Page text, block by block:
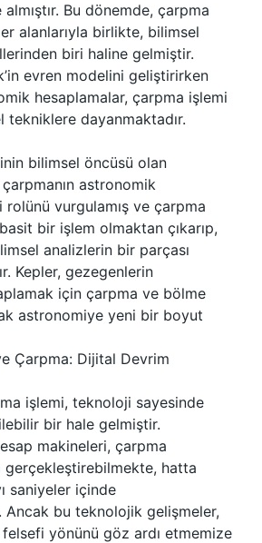
Bu dönemde, çarpma
alanlarıyla birlikte, bilimsel
biri haline gelmiştir.
evren modelini geliştirirken
hesaplamalar, çarpma işlemi
dayanmaktadır.
bilimsel öncüsü olan
astronomik
rolünü vurgulamış ve çarpma
bir işlem olmaktan çıkarıp,
analizlerin bir parçası
Kepler, gezegenlerin
için çarpma ve bölme
astronomiye yeni bir boyut
Çarpma: Dijital Devrim
işlemi, teknoloji sayesinde
bir hale gelmiştir.
makineleri, çarpma
gerçekleştirebilmekte, hatta
saniyeler içinde
Ancak bu teknolojik gelişmeler,
yönünü göz ardı etmemize